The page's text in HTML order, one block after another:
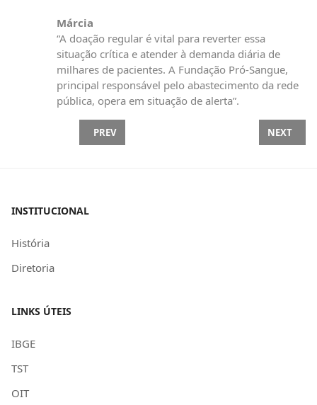
Márcia
“A doação regular é vital para reverter essa
situação crítica e atender à demanda diária de
milhares de pacientes. A Fundação Pró-Sangue,
principal responsável pelo abastecimento da rede
pública, opera em situação de alerta”.
PREVIOUS ARTICLE: FEAAC LANÇA GUIA JURÍDICO
PREV NEXT
NEXT
INSTITUCIONAL
História
Diretoria
LINKS ÚTEIS
IBGE
TST
OIT